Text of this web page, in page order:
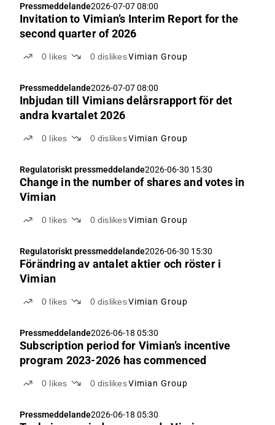
Pressmeddelande2026-07-07 08:00
Invitation to Vimian’s Interim Report for the
second quarter of 2026
0 likes 0 dislikes Vimian Group
Pressmeddelande2026-07-07 08:00
Inbjudan till Vimians delårsrapport för det
andra kvartalet 2026
0 likes 0 dislikes Vimian Group
Regulatoriskt pressmeddelande2026-06-30 15:30
Change in the number of shares and votes in
Vimian
0 likes 0 dislikes Vimian Group
Regulatoriskt pressmeddelande2026-06-30 15:30
Förändring av antalet aktier och röster i
Vimian
0 likes 0 dislikes Vimian Group
Pressmeddelande2026-06-18 05:30
Subscription period for Vimian’s incentive
program 2023-2026 has commenced
0 likes 0 dislikes Vimian Group
Pressmeddelande2026-06-18 05:30